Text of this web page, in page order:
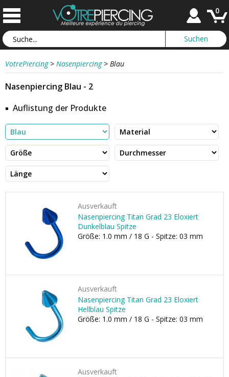
0
VotrePiercing > Nasenpiercing > Blau
Nasenpiercing Blau - 2
Auflistung der Produkte
Ausverkauft
Nasenpiercing Titan Grad 23 Eloxiert
Dunkelblau Spitze
Größe: 1.0 mm / 18 G - Spitze: 03 mm
Ausverkauft
Nasenpiercing Titan Grad 23 Eloxiert
Hellblau Spitze
Größe: 1.0 mm / 18 G - Spitze: 03 mm
Ausverkauft